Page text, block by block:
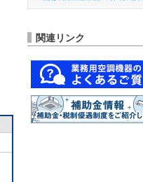
関連リンク